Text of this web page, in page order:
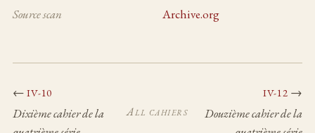
Source scan
Archive.org
←IV-10
Dixième cahier de la
All cahiers
IV-12 →
Douzième cahier de la